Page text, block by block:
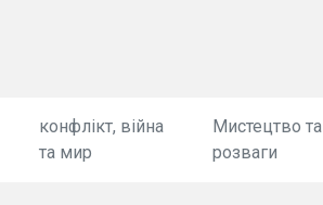
конфлікт, війна
та мир
Мистецтво та
розваги